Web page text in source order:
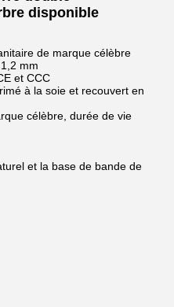
disponible
de marque célèbre
mm
et CCC
à la soie et recouvert en
célèbre, durée de vie
et la base de bande de